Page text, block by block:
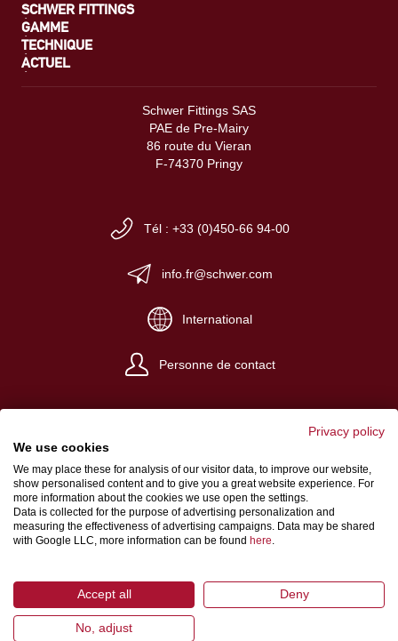
SCHWER FITTINGS
GAMME
TECHNIQUE
ACTUEL
Schwer Fittings SAS
PAE de Pre-Mairy
86 route du Vieran
F-74370 Pringy
Tél : +33 (0)450-66 94-00
info.fr@schwer.com
International
Personne de contact
Impressum
Conditions de vente et de livraison
Protection des données
Privacy policy
We use cookies
We may place these for analysis of our visitor data, to improve our website,
show personalised content and to give you a great website experience. For
more information about the cookies we use open the settings.
Data is collected for the purpose of advertising personalization and
measuring the effectiveness of advertising campaigns. Data may be shared
with Google LLC, more information can be found here.
Accept all Deny
No, adjust